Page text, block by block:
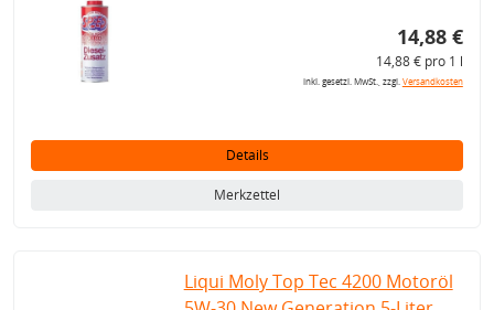
14,88 €
14,88 € pro 1 l
inkl. gesetzl. MwSt., zzgl.Versandkosten
Details
Merkzettel
Liqui Moly Top Tec 4200 Motoröl